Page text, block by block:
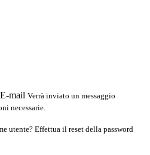
E-mail Verrà inviato un messaggio
necessarie.
utente? Effettua il reset della password